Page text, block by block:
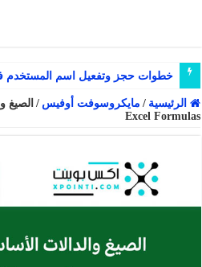
خطوات حجز وتفعيل اسم المستخدم
الرئيسية / مايكروسوفت أوفيس / الصيغ
Excel Formulas